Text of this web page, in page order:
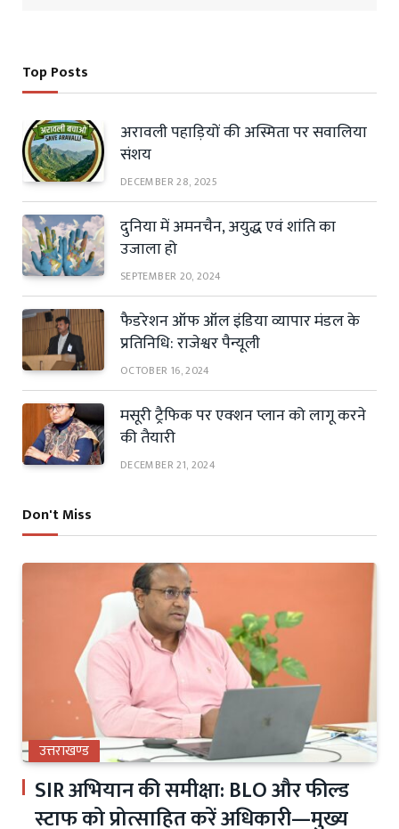
Top Posts
अरावली पहाड़ियों की अस्मिता पर सवालिया
संशय
DECEMBER 28, 2025
दुनिया में अमनचैन, अयुद्ध एवं शांति का
उजाला हो
SEPTEMBER 20, 2024
फैडरेशन ऑफ ऑल इंडिया व्यापार मंडल के
प्रतिनिधि: राजेश्वर पैन्यूली
OCTOBER 16, 2024
मसूरी ट्रैफिक पर एक्शन प्लान को लागू करने
की तैयारी
DECEMBER 21, 2024
Don't Miss
उत्तराखण्ड
SIR अभियान की समीक्षा: BLO और फील्ड
स्टाफ को प्रोत्साहित करें अधिकारी—मुख्य